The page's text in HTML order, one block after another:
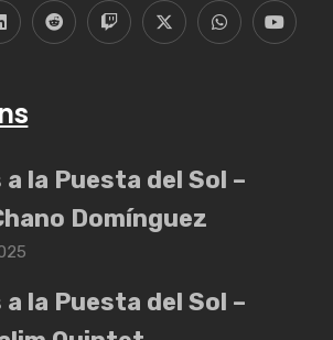
la Puesta del Sol –
Domínguez
la Puesta del Sol –